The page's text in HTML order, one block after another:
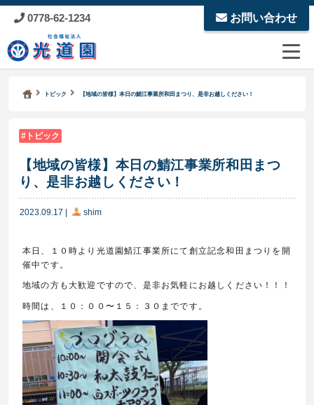
0778-62-1234 お問い合わせ
社会福祉法人 光道園
トピック 【地域の皆様】本日の鯖江事業所和田まつり、是非お越しください！
トピック
【地域の皆様】本日の鯖江事業所和田まつ
り、是非お越しください！
2023.09.17 shim
本日、１０時より光道園鯖江事業所にて創立記念和田まつりを開
催中です。
地域の方も大歓迎ですので、是非お気軽にお越しください！！！
時間は、１０：００〜１５：３０までです。